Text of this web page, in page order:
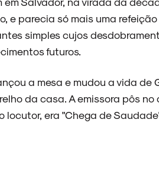
e parecia só mais uma refeição
simples cujos
futuros.
a mesa e mudou a vida de
da casa. A emissora pôs no
era "Chega de